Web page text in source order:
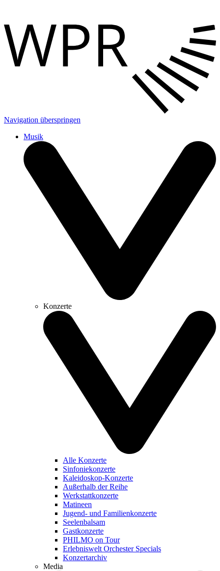
Navigation überspringen
Musik
Konzerte
Alle Konzerte
Sinfoniekonzerte
Kaleidoskop-Konzerte
Außerhalb der Reihe
Werkstattkonzerte
Matineen
Jugend- und Familienkonzerte
Seelenbalsam
Gastkonzerte
PHILMO on Tour
Erlebniswelt Orchester Specials
Konzertarchiv
Media